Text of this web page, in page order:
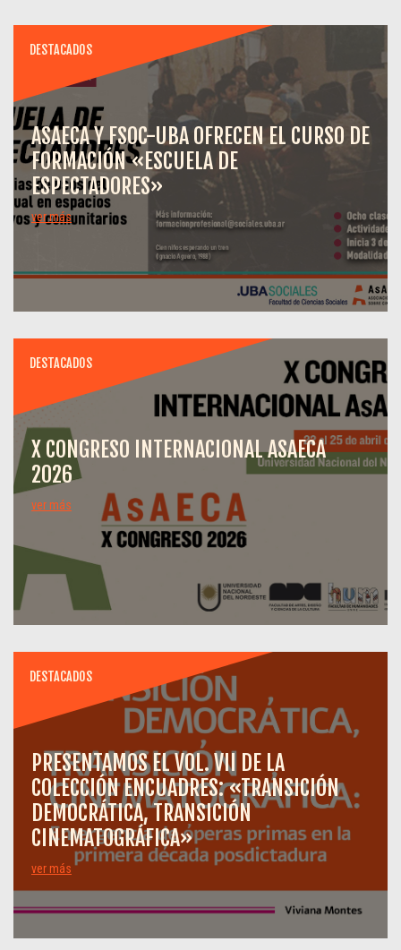
DESTACADOS
ASAECA Y FSOC-UBA OFRECEN EL CURSO DE
FORMACIÓN «ESCUELA DE
ESPECTADORES»
ver más
DESTACADOS
X CONGRESO INTERNACIONAL ASAECA
2026
ver más
DESTACADOS
PRESENTAMOS EL VOL. VII DE LA
COLECCIÓN ENCUADRES: «TRANSICIÓN
DEMOCRÁTICA, TRANSICIÓN
CINEMATOGRÁFICA»
ver más